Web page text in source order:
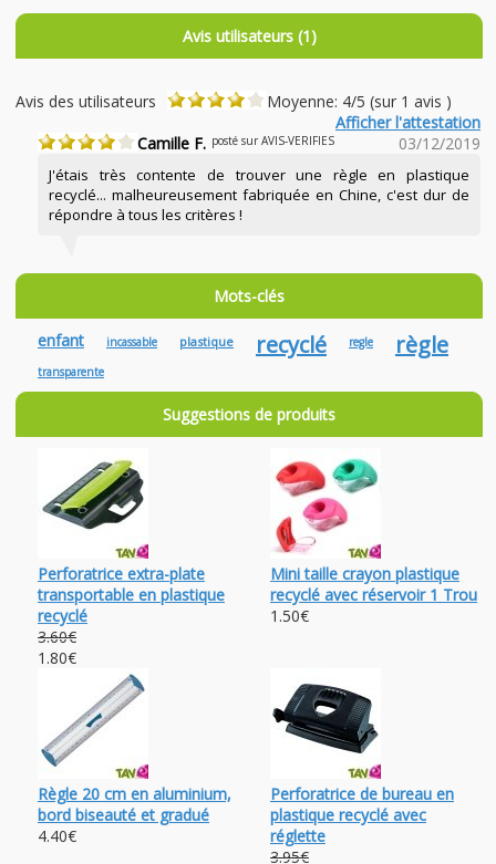
Avis utilisateurs (1)
Avis des utilisateurs
Moyenne: 4/5 (sur 1 avis )
Afficher l'attestation
Camille F. posté sur AVIS-VERIFIES 03/12/2019
J'étais très contente de trouver une règle en plastique
recyclé... malheureusement fabriquée en Chine, c'est dur de
répondre à tous les critères !
Mots-clés
enfant incassable plastique recyclé regle règle
transparente
Suggestions de produits
Perforatrice extra-plate
transportable en plastique
recyclé
3.60€
1.80€
Mini taille crayon plastique
recyclé avec réservoir 1 Trou
1.50€
Règle 20 cm en aluminium,
bord biseauté et gradué
4.40€
Perforatrice de bureau en
plastique recyclé avec
réglette
3.95€